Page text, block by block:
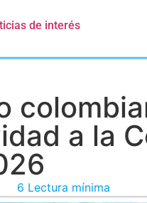
de interés
a la
6 Lectura mínima